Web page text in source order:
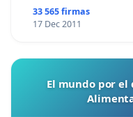
33 565 firmas
17 Dec 2011
El mundo por